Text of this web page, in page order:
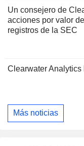
Un consejero de
acciones por valor
registros de la SEC
Clearwater
Más noticias